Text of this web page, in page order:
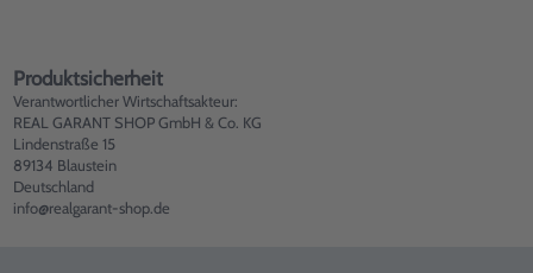
Produktsicherheit
Verantwortlicher Wirtschaftsakteur:
REAL GARANT SHOP GmbH & Co. KG
Lindenstraße 15
89134 Blaustein
Deutschland
info@realgarant-shop.de